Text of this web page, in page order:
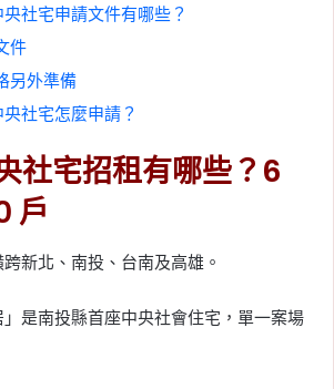
社宅申請文件有哪些？
件
另外準備
社宅怎麼申請？
社宅招租有哪些？6
戶
新北、南投、台南及高雄。
是南投縣首座中央社會住宅，單一案場